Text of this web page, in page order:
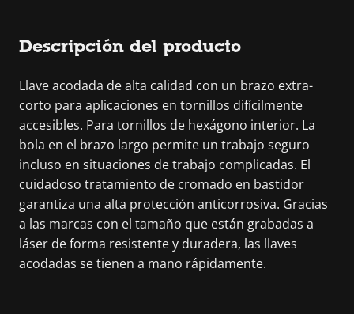
Descripción del producto
Llave acodada de alta calidad con un brazo extra-
corto para aplicaciones en tornillos difícilmente
accesibles. Para tornillos de hexágono interior. La
bola en el brazo largo permite un trabajo seguro
incluso en situaciones de trabajo complicadas. El
cuidadoso tratamiento de cromado en bastidor
garantiza una alta protección anticorrosiva. Gracias
a las marcas con el tamaño que están grabadas a
láser de forma resistente y duradera, las llaves
acodadas se tienen a mano rápidamente.